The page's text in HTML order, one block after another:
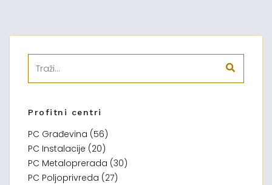
Profitni centri
PC Građevina (56)
PC Instalacije (20)
PC Metaloprerada (30)
PC Poljoprivreda (27)